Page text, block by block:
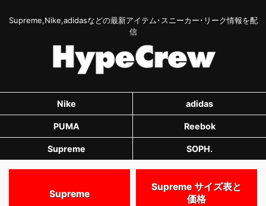
Supreme,Nike,adidasなどの最新アイテム･スニーカー･リーク情報を配
信
Nike adidas
PUMA Reebok
Supreme SOPH.
Supreme
Supreme サイズ表と
価格